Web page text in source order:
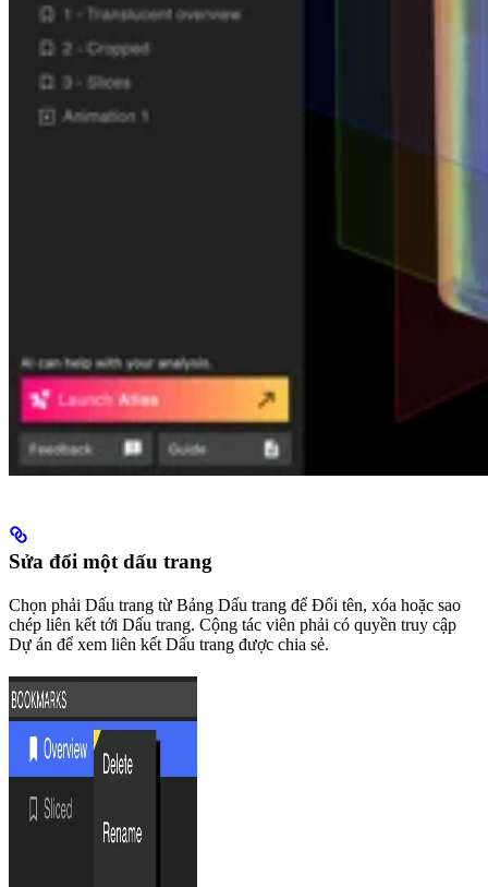
Sửa đổi một dấu trang
Chọn phải Dấu trang từ Bảng Dấu trang để Đổi tên, xóa hoặc sao
chép liên kết tới Dấu trang. Cộng tác viên phải có quyền truy cập
Dự án để xem liên kết Dấu trang được chia sẻ.